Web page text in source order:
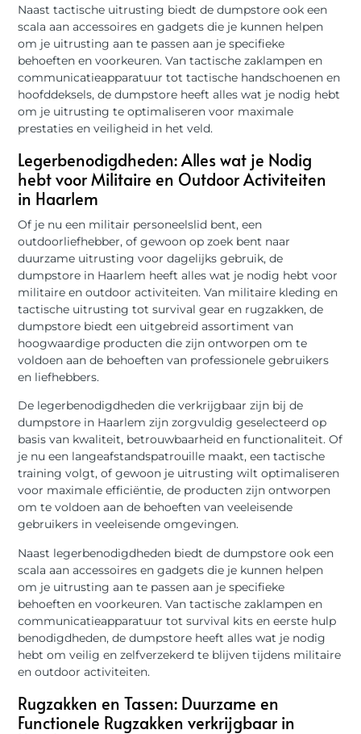
Naast tactische uitrusting biedt de dumpstore ook een
scala aan accessoires en gadgets die je kunnen helpen
om je uitrusting aan te passen aan je specifieke
behoeften en voorkeuren. Van tactische zaklampen en
communicatieapparatuur tot tactische handschoenen en
hoofddeksels, de dumpstore heeft alles wat je nodig hebt
om je uitrusting te optimaliseren voor maximale
prestaties en veiligheid in het veld.
Legerbenodigdheden: Alles wat je Nodig
hebt voor Militaire en Outdoor Activiteiten
in Haarlem
Of je nu een militair personeelslid bent, een
outdoorliefhebber, of gewoon op zoek bent naar
duurzame uitrusting voor dagelijks gebruik, de
dumpstore in Haarlem heeft alles wat je nodig hebt voor
militaire en outdoor activiteiten. Van militaire kleding en
tactische uitrusting tot survival gear en rugzakken, de
dumpstore biedt een uitgebreid assortiment van
hoogwaardige producten die zijn ontworpen om te
voldoen aan de behoeften van professionele gebruikers
en liefhebbers.
De legerbenodigdheden die verkrijgbaar zijn bij de
dumpstore in Haarlem zijn zorgvuldig geselecteerd op
basis van kwaliteit, betrouwbaarheid en functionaliteit. Of
je nu een langeafstandspatrouille maakt, een tactische
training volgt, of gewoon je uitrusting wilt optimaliseren
voor maximale efficiëntie, de producten zijn ontworpen
om te voldoen aan de behoeften van veeleisende
gebruikers in veeleisende omgevingen.
Naast legerbenodigdheden biedt de dumpstore ook een
scala aan accessoires en gadgets die je kunnen helpen
om je uitrusting aan te passen aan je specifieke
behoeften en voorkeuren. Van tactische zaklampen en
communicatieapparatuur tot survival kits en eerste hulp
benodigdheden, de dumpstore heeft alles wat je nodig
hebt om veilig en zelfverzekerd te blijven tijdens militaire
en outdoor activiteiten.
Rugzakken en Tassen: Duurzame en
Functionele Rugzakken verkrijgbaar in